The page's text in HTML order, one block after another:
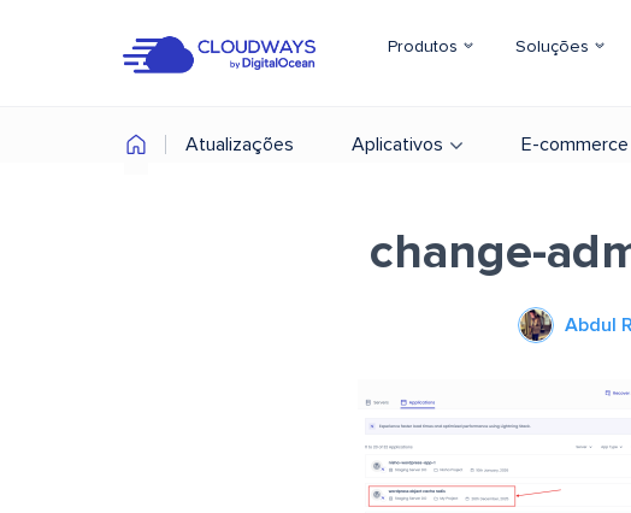
Produtos Soluções
Atualizações Aplicativos E-commerce
change-
Abdul